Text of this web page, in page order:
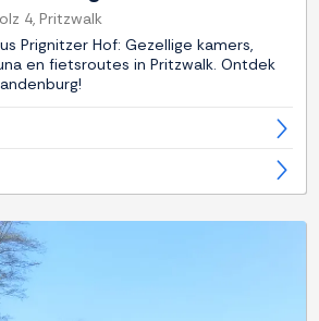
4, Pritzwalk
Prignitzer Hof: Gezellige kamers,
en fietsroutes in Pritzwalk. Ontdek